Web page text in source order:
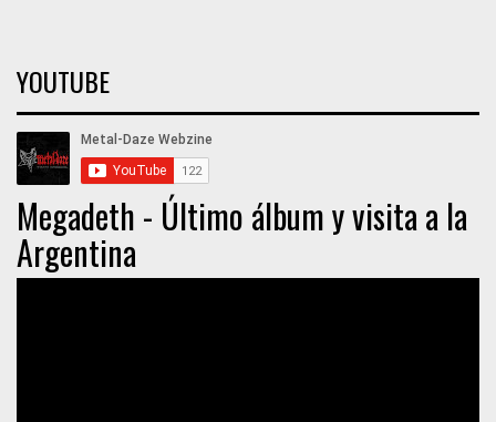
YOUTUBE
Megadeth - Último álbum y visita a la
Argentina